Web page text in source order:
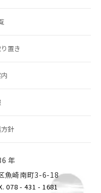
置き
針
年
魚崎南町3-6-18
078 - 431 - 1681